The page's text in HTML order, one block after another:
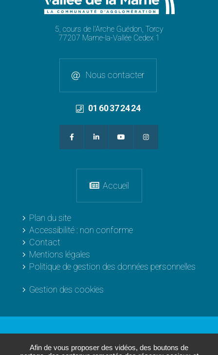
Afin de vous proposer des vidéos, des boutons de
5, cours de l'Arche Guédon, Torcy
77207 Marne-la-Vallée Cedex 1
Nous contacter
01 60 37 24 24
Accueil
Plan du site
Accessibilité : non conforme
Contact
Mentions légales
Politique de gestion des données personnelles
Gestion des cookies